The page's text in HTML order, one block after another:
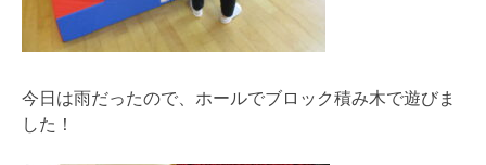
今日は雨だったので、ホールでブロック積み木で遊びま
した！